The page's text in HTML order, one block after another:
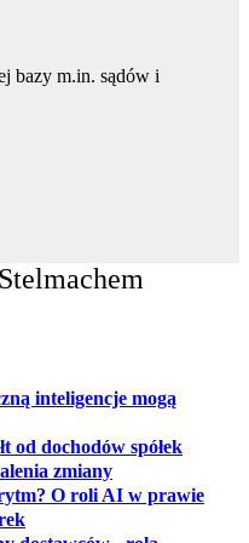
bazy m.in. sądów i
inteligencje mogą
w nowej karcie
od dochodów spółekotwiera
zmianyotwiera się w
O roli AI w prawie
otwiera się w nowej karcie